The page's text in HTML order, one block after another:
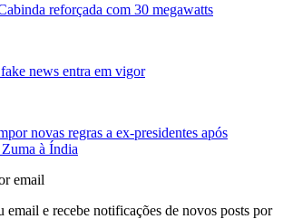
reforçada com 30 megawatts
news entra em vigor
novas regras a ex-presidentes após
à Índia
email
email e recebe notificações de novos posts por